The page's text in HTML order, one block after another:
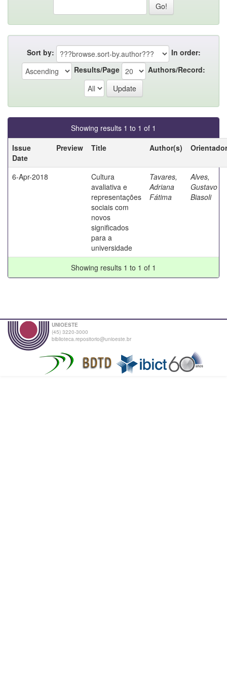
Sort by:
In order:
Results/Page
Authors/Record:
Showing results 1 to 1 of 1
Issue
Date
Preview Title Author(s) Orientador
6-Apr-2018
Cultura
avaliativa e
representações
sociais com
novos
significados
para a
universidade
Tavares,
Adriana
Fátima
Alves,
Gustavo
Biasoli
Showing results 1 to 1 of 1
UNIOESTE
(45) 3220-3000
biblioteca.repositorio@unioeste.br